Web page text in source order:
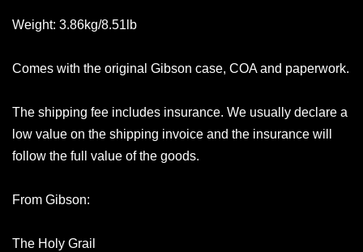
Weight: 3.86kg/8.51lb
Comes with the original Gibson case, COA and paperwork.
The shipping fee includes insurance. We usually declare a
low value on the shipping invoice and the insurance will
follow the full value of the goods.
From Gibson:
The Holy Grail